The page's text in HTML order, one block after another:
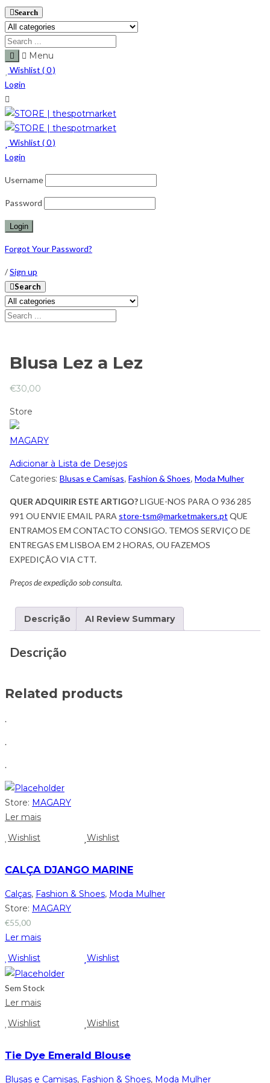
Search
Menu
Wishlist (0)
Login
Wishlist (0)
Login
Username
Password
Forgot Your Password?
/Sign up
Search
Blusa Lez a Lez
€30,00
Store
MAGARY
Adicionar à Lista de Desejos
Categories: Blusas e Camisas, Fashion & Shoes, Moda Mulher
QUER ADQUIRIR ESTE ARTIGO?LIGUE-NOS PARA O 936 285
991 OU ENVIE EMAIL PARA store-tsm@marketmakers.pt QUE
ENTRAMOS EM CONTACTO CONSIGO. TEMOS SERVIÇO DE
ENTREGAS EM LISBOA EM 2 HORAS, OU FAZEMOS
EXPEDIÇÃO VIA CTT.
Preços de expedição sob consulta.
Descrição AI Review Summary
Descrição
Related products
.
.
.
Store: MAGARY
Ler mais
Wishlist
Wishlist
CALÇA DJANGO MARINE
Calças, Fashion & Shoes, Moda Mulher
Store: MAGARY
€55,00
Ler mais
Wishlist
Wishlist
Sem Stock
Ler mais
Wishlist
Wishlist
Tie Dye Emerald Blouse
Blusas e Camisas, Fashion & Shoes, Moda Mulher